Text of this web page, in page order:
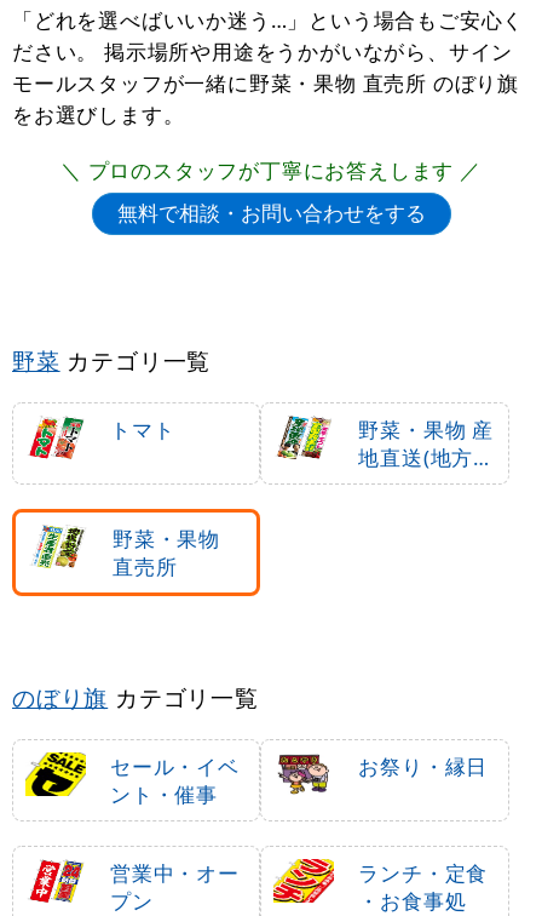
「どれを選べばいいか迷う…」という場合もご安心く
ださい。 掲示場所や用途をうかがいながら、サイン
モールスタッフが一緒に野菜・果物 直売所 のぼり旗
をお選びします。
＼ プロのスタッフが丁寧にお答えします ／
野菜 カテゴリ一覧
トマト
野菜・果物 産
地直送(地方発
送)
野菜・果物
直売所
のぼり旗 カテゴリ一覧
セール・イベ
ント・催事
お祭り・縁日
営業中・オー
プン
ランチ・定食
・お食事処